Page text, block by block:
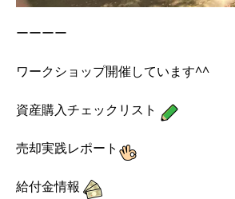
ーーーー
ワークショップ開催しています^^
資産購入チェックリスト
売却実践レポート
給付金情報